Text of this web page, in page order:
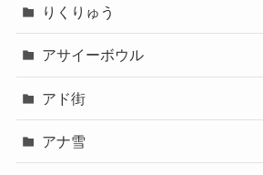
りくりゅう
アサイーボウル
アド街
アナ雪